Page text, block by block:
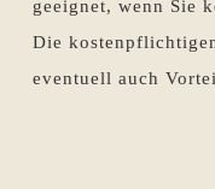
geeignet, wenn Sie
Die
eventuell auch